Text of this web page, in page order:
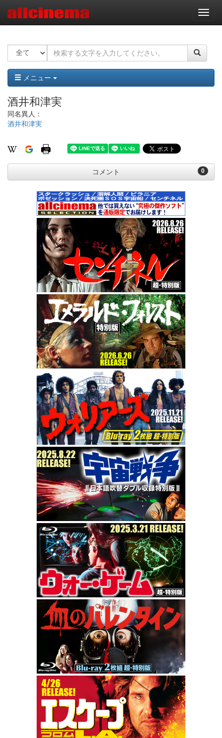
ナ
ビ
ー
ョ
ン
メニュー
酒井和津実
同名異人：
酒井和津実
0
コメント